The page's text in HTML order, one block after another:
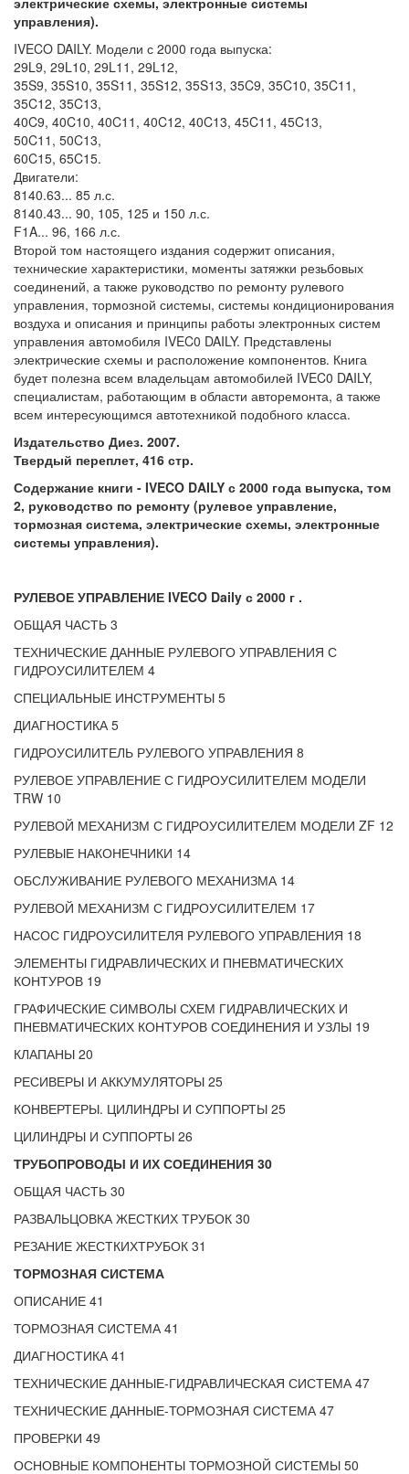
управления).
IVECO DAILY. Модели с 2000 года выпуска:
29L9, 29L10, 29L11, 29L12,
35S9, 35S10, 35S11, 35S12, 35S13, 35C9, 35C10, 35C11,
35C12, 35C13,
40C9, 40C10, 40C11, 40C12, 40C13, 45C11, 45C13,
50C11, 50C13,
60C15, 65C15.
Двигатели:
8140.63... 85 л.с.
8140.43... 90, 105, 125 и 150 л.с.
F1A... 96, 166 л.с.
Второй том настоящего издания содержит описания,
технические характеристики, моменты затяжки резьбовых
соединений, а также руководство по ремонту рулевого
управления, тормозной системы, системы кондиционирования
воздуха и описания и принципы работы электронных систем
управления автомобиля IVEC0 DAILY. Представлены
электрические схемы и расположение компонентов. Книга
будет полезна всем владельцам автомобилей IVEC0 DAILY,
специалистам, работающим в области авторемонта, a также
всем интересующимся автотехникой подобного класса.
Издательство Диез. 2007.
Твердый переплет, 416 стр.
Содержание книги - IVECO DAILY с 2000 года выпуска, том
2, руководство по ремонту (рулевое управление,
тормозная система, электрические схемы, электронные
системы управления).
РУЛЕВОЕ УПРАВЛЕНИЕ IVECO Daily с 2000 г .
ОБЩАЯ ЧАСТЬ 3
ТЕХНИЧЕСКИЕ ДАННЫЕ РУЛЕВОГО УПРАВЛЕНИЯ С
ГИДРОУСИЛИТЕЛЕМ 4
СПЕЦИАЛЬНЫЕ ИНСТРУМЕНТЫ 5
ДИАГНОСТИКА 5
ГИДРОУСИЛИТЕЛЬ РУЛЕВОГО УПРАВЛЕНИЯ 8
РУЛЕВОЕ УПРАВЛЕНИЕ С ГИДРОУСИЛИТЕЛЕМ МОДЕЛИ
TRW 10
РУЛЕВОЙ МЕХАНИЗМ С ГИДРОУСИЛИТЕЛЕМ МОДЕЛИ ZF 12
РУЛЕВЫЕ НАКОНЕЧНИКИ 14
ОБСЛУЖИВАНИЕ РУЛЕВОГО МЕХАНИЗМА 14
РУЛЕВОЙ МЕХАНИЗМ С ГИДРОУСИЛИТЕЛЕМ 17
НАСОС ГИДРОУСИЛИТЕЛЯ РУЛЕВОГО УПРАВЛЕНИЯ 18
ЭЛЕМЕНТЫ ГИДРАВЛИЧЕСКИХ И ПНЕВМАТИЧЕСКИХ
КОНТУРОВ 19
ГРАФИЧЕСКИЕ СИМВОЛЫ СХЕМ ГИДРАВЛИЧЕСКИХ И
ПНЕВМАТИЧЕСКИХ КОНТУРОВ СОЕДИНЕНИЯ И УЗЛЫ 19
КЛАПАНЫ 20
РЕСИВЕРЫ И АККУМУЛЯТОРЫ 25
КОНВЕРТЕРЫ. ЦИЛИНДРЫ И СУППОРТЫ 25
ЦИЛИНДРЫ И СУППОРТЫ 26
ТРУБОПРОВОДЫ И ИХ СОЕДИНЕНИЯ 30
ОБЩАЯ ЧАСТЬ 30
РАЗВАЛЬЦОВКА ЖЕСТКИХ ТРУБОК 30
РЕЗАНИЕ ЖЕСТКИХТРУБОК 31
ТОРМОЗНАЯ СИСТЕМА
ОПИСАНИЕ 41
ТОРМОЗНАЯ СИСТЕМА 41
ДИАГНОСТИКА 41
ТЕХНИЧЕСКИЕ ДАННЫЕ-ГИДРАВЛИЧЕСКАЯ СИСТЕМА 47
ТЕХНИЧЕСКИЕ ДАННЫЕ-ТОРМОЗНАЯ СИСТЕМА 47
ПРОВЕРКИ 49
ОСНОВНЫЕ КОМПОНЕНТЫ ТОРМОЗНОЙ СИСТЕМЫ 50